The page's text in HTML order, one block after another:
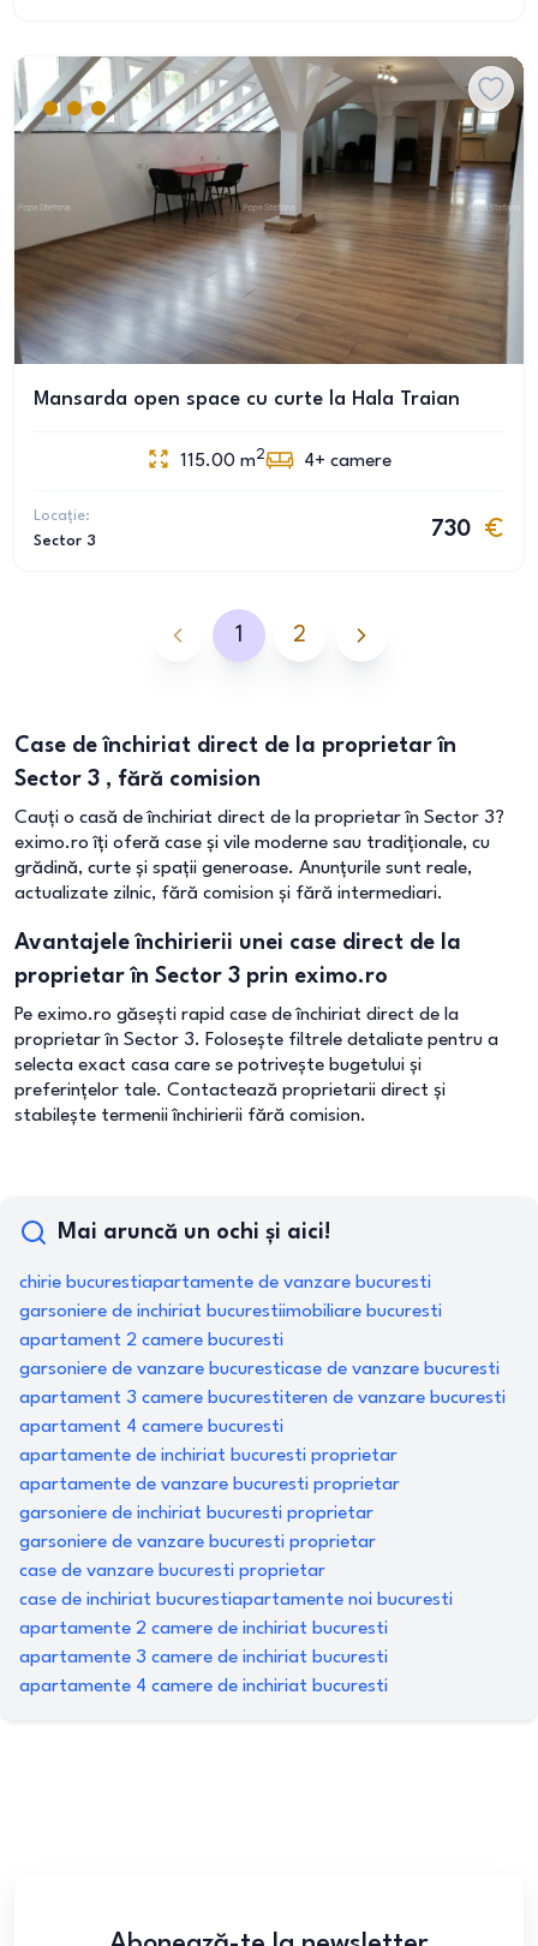
Mansarda open space cu curte la Hala Traian
115.00 m2 4+ camere
Locație:
Sector 3
730
1 2
Case de închiriat direct de la proprietar în
Sector 3 , fără comision
Cauți o casă de închiriat direct de la proprietar în Sector 3?
eximo.ro îți oferă case și vile moderne sau tradiționale, cu
grădină, curte și spații generoase. Anunțurile sunt reale,
actualizate zilnic, fără comision și fără intermediari.
Avantajele închirierii unei case direct de la
proprietar în Sector 3 prin eximo.ro
Pe eximo.ro găsești rapid case de închiriat direct de la
proprietar în Sector 3. Folosește filtrele detaliate pentru a
selecta exact casa care se potrivește bugetului și
preferințelor tale. Contactează proprietarii direct și
stabilește termenii închirierii fără comision.
Mai aruncă un ochi și aici!
chirie bucurestiapartamente de vanzare bucuresti
garsoniere de inchiriat bucurestiimobiliare bucuresti
apartament 2 camere bucuresti
garsoniere de vanzare bucuresticase de vanzare bucuresti
apartament 3 camere bucurestiteren de vanzare bucuresti
apartament 4 camere bucuresti
apartamente de inchiriat bucuresti proprietar
apartamente de vanzare bucuresti proprietar
garsoniere de inchiriat bucuresti proprietar
garsoniere de vanzare bucuresti proprietar
case de vanzare bucuresti proprietar
case de inchiriat bucurestiapartamente noi bucuresti
apartamente 2 camere de inchiriat bucuresti
apartamente 3 camere de inchiriat bucuresti
apartamente 4 camere de inchiriat bucuresti